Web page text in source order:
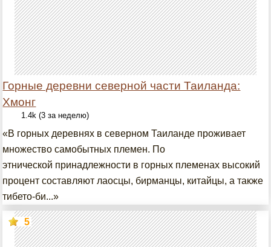
Горные деревни северной части Таиланда:
Хмонг
1.4k (3 за неделю)
«В горных деревнях в северном Таиланде проживает
множество самобытных племен. По
этнической принадлежности в горных племенах высокий
процент составляют лаосцы, бирманцы, китайцы, а также
тибето-би...»
5